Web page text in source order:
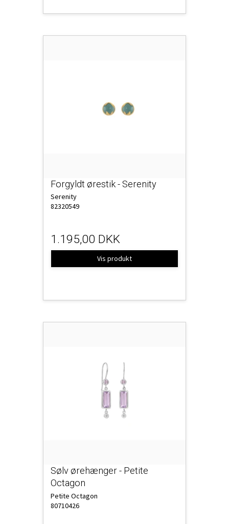
Forgyldt ørestik - Serenity
Serenity
82320549
1.195,00 DKK
Vis produkt
Sølv ørehænger - Petite
Octagon
Petite Octagon
80710426